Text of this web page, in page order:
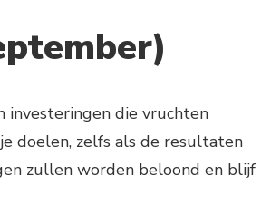
investeringen die vruchten
doelen, zelfs als de resultaten
zullen worden beloond en blijf